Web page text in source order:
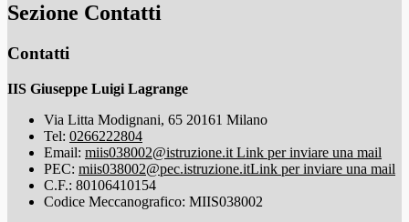
Sezione Contatti
Contatti
IIS Giuseppe Luigi Lagrange
Via Litta Modignani, 65 20161 Milano
Tel: 0266222804
Email: miis038002@istruzione.it Link per inviare una mail
PEC: miis038002@pec.istruzione.itLink per inviare una mail
C.F.: 80106410154
Codice Meccanografico: MIIS038002